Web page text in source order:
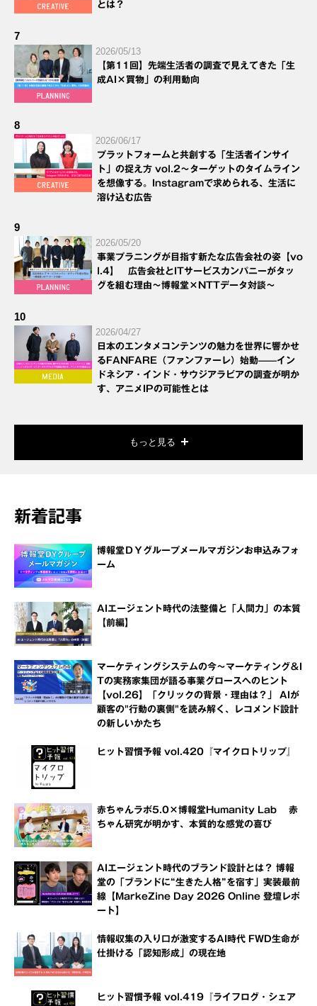
とは？
7
2026/05/13
【第11回】先端生活者の調査で見えてきた「生
成AI×買物」の利用動向
8
2026/06/17
プラットフォームと共創する「生活者インサイ
ト」の捉え方 vol.2～ターゲットのタイムライン
を想像する。Instagramで求められる、生活に
溶け込む広告
9
2026/05/20
事業プラニングが目指す新たな広告会社の姿【vo
l.4】 広告会社とITサービスカンパニーがタッ
グを組む理由～博報堂×NTTデータ対談～
10
2026/04/27
日本のエンタメコンテンツの魅力を世界に響かせ
るFANFARE（ファンファーレ）始動——イン
ドネシア・インド・サウジアラビアの調査が明か
す、アニメIPの可能性とは
もっと見る
新着記事
博報堂ＤＹグループメールマガジンお申込みフォ
ーム
AIエージェント時代の法整備と「人間力」の本質
【前編】
マーケティングシステムの今～マーケティング＆I
Tの実務家集団が語る事業グロースへのヒント
【vol.26】「クリックの背景・理由は？」 AIが
顧客の"行動の裏側"を読み解く、レコメンド設計
の新しいかたち
ヒット習慣予報 vol.420『マイクロトリップ』
赤ちゃんラボ5.0×博報堂Humanity Lab 赤
ちゃん研究が明かす、本質的な感覚の喜び
AIエージェント時代のブランド設計とは？ 博報
堂の「ブランドに“生きた人格”を宿す」実装最前
線【MarkeZine Day 2026 Online 登壇レポ
ート】
情報収集の入り口が激変するAI時代 FWD生命が
仕掛ける「認知形成」の現在地
ヒット習慣予報 vol.419『ライフログ・シェア